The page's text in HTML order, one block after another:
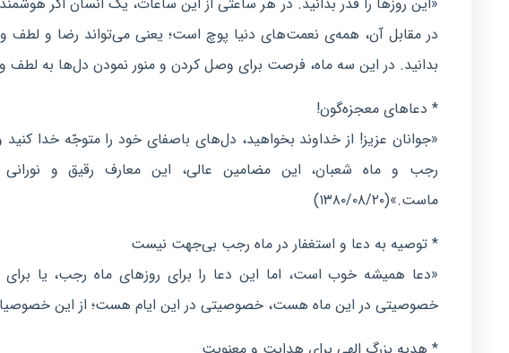
در مقابل آن، همه‌ی نعمت‌های دنیا پوچ است؛ یعنی می‌تواند رضا و لطف
بدانید. در این سه ماه، فرصت برای وصل کردن و منور نمودن دل‌ها به لطف و نور
* دعاهای معجزه‌گون!
«جوانان عزیز! از خداوند بخواهید، دل‌های باصفای خود را متوجّه خدا
رجب و ماه شعبان، این مضامین عالی، این معارف رقیق و نورانی
ماست.»(۱۳۸۰/۰۸/۲۰)
* توصیه به دعا و استغفار در ماه رجب بی‌جهت نیست
«دعا همیشه خوب است، اما این دعا را برای روزهای ماه رجب، یا
خصوصیتی در این ماه هست، خصوصیتی در این ایام هست؛ از این خصوصیات باید